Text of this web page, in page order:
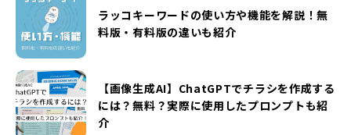
ラッコキーワードの使い方や機能を解説！無
料版・有料版の違いも紹介
【画像生成AI】ChatGPTでチラシを作成する
には？無料？実際に使用したプロンプトも紹
介